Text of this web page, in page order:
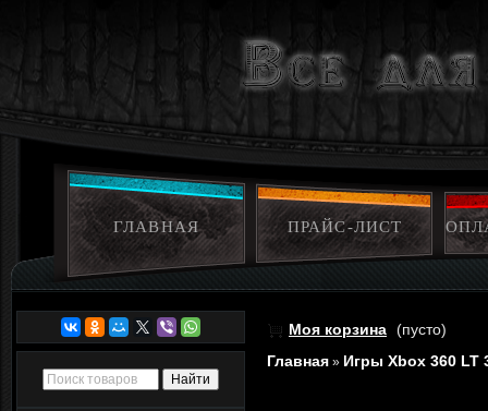
ГЛАВНАЯ ПРАЙС-ЛИСТ
Моя корзина (пусто)
Главная » Игры Xbox 360 LT